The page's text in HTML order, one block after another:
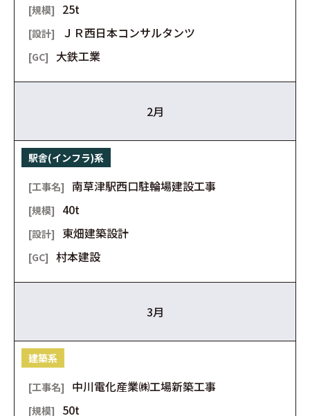
25t
ＪＲ西日本コンサルタンツ
大鉄工業
2月
駅舎(インフラ)系
南草津駅西口駐輪場建設工事
40t
東畑建築設計
村本建設
3月
建築系
中川電化産業㈱工場新築工事
50t